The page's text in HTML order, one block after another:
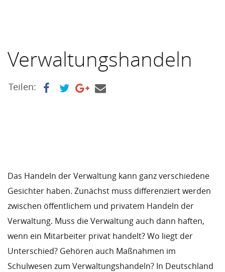
Verwaltungshandeln
Teilen:
Das Handeln der Verwaltung kann ganz verschiedene
Gesichter haben. Zunächst muss differenziert werden
zwischen öffentlichem und privatem Handeln der
Verwaltung. Muss die Verwaltung auch dann haften,
wenn ein Mitarbeiter privat handelt? Wo liegt der
Unterschied? Gehören auch Maßnahmen im
Schulwesen zum Verwaltungshandeln? In Deutschland